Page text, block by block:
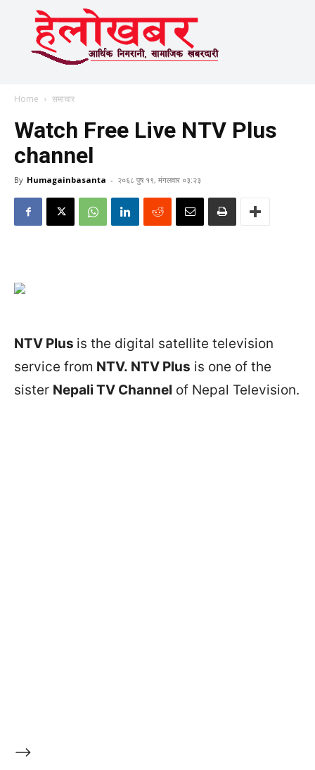
Home समाचार
Watch Free Live NTV Plus
channel
By Humagainbasanta - २०६८ पुष १९, मंगलवार ०३:२३
NTV Plus is the digital satellite television
service from NTV. NTV Plus is one of the
sister Nepali TV Channel of Nepal Television.
–>